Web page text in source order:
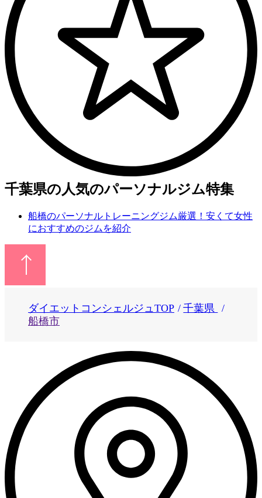
千葉県の人気のパーソナルジム特集
船橋のパーソナルトレーニングジム厳選！安くて女性
におすすめのジムを紹介
ダイエットコンシェルジュTOP
千葉県
船橋市